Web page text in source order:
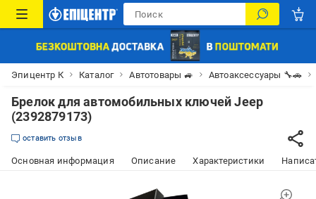
Эпицентр К Каталог Автотовары 🚙 Автоаксессуары 🔧🚗
Брелок для автомобильных ключей Jeep
(2392879173)
оставить отзыв
Основная информация Описание Характеристики